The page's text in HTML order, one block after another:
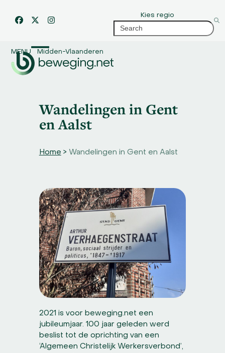
Facebook
TwitterInstagram
Kies regio
Search
Midden-Vlaanderen
MENU
Open
Close
Wandelingen in Gent
en Aalst
Home > Wandelingen in Gent en Aalst
2021 is voor beweging.net een
jubileumjaar. 100 jaar geleden werd
beslist tot de oprichting van een
‘Algemeen Christelijk Werkersverbond’,